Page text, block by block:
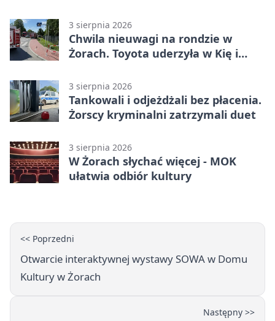
3 sierpnia 2026
Chwila nieuwagi na rondzie w
Żorach. Toyota uderzyła w Kię i
3 sierpnia 2026
Tankowali i odjeżdżali bez płacenia.
Żorscy kryminalni zatrzymali duet
3 sierpnia 2026
W Żorach słychać więcej - MOK
ułatwia odbiór kultury
<< Poprzedni
Otwarcie interaktywnej wystawy SOWA w Domu
Kultury w Żorach
Następny >>